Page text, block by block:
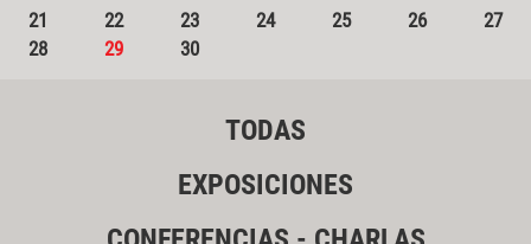
21
22 23 24 25 26
27
28
29 30
TODAS
EXPOSICIONES